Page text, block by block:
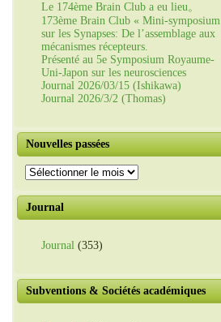
Le 174ème Brain Club a eu lieu。
173ème Brain Club « Mini-symposium
sur les Synapses: De l’assemblage aux
mécanismes récepteurs.
Présenté au 5e Symposium Royaume-
Uni-Japon sur les neurosciences
Journal 2026/03/15 (Ishikawa)
Journal 2026/3/2 (Thomas)
Nouvelles passées
Nouvelles
passées
Journal
Journal (353)
Subventions & Sociétés académiques